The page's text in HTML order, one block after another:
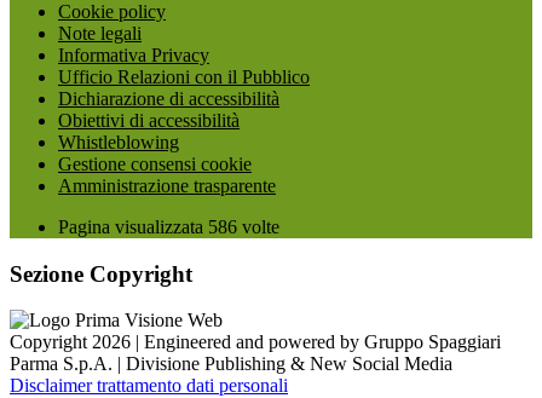
Cookie policy
Note legali
Informativa Privacy
Ufficio Relazioni con il Pubblico
Dichiarazione di accessibilità
Obiettivi di accessibilità
Whistleblowing
Gestione consensi cookie
Amministrazione trasparente
Pagina visualizzata 586 volte
Sezione Copyright
Copyright 2026 | Engineered and powered by Gruppo Spaggiari
Parma S.p.A. | Divisione Publishing & New Social Media
Disclaimer trattamento dati personali